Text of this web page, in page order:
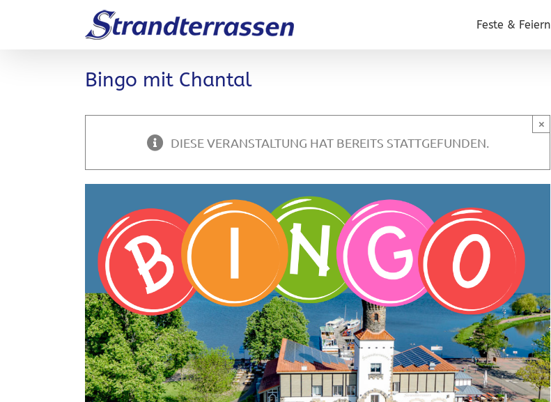
Feste & Feiern
Bingo mit Chantal
DIESE VERANSTALTUNG HAT BEREITS STATTGEFUNDEN.
×